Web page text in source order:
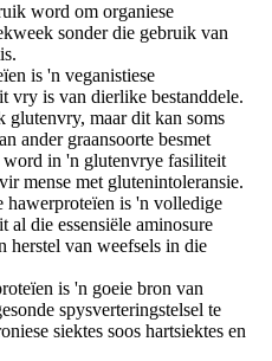
word om organiese
sonder die gebruik van
is 'n veganistiese
vry is van dierlike bestanddele.
maar dit kan soms
ander graansoorte besmet
in 'n glutenvrye fasiliteit
mense met glutenintoleransie.
hawerproteïen is 'n volledige
al die essensiële aminosure
herstel van weefsels in die
is 'n goeie bron van
spysverteringstelsel te
siektes soos hartsiektes en